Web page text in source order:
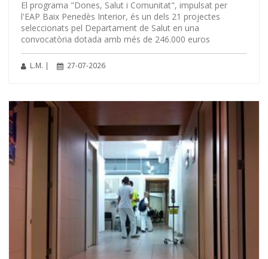
El programa "Dones, Salut i Comunitat", impulsat per
l'EAP Baix Penedès Interior, és un dels 21 projectes
seleccionats pel Departament de Salut en una
convocatòria dotada amb més de 246.000 euros
L.M. | 27-07-2026